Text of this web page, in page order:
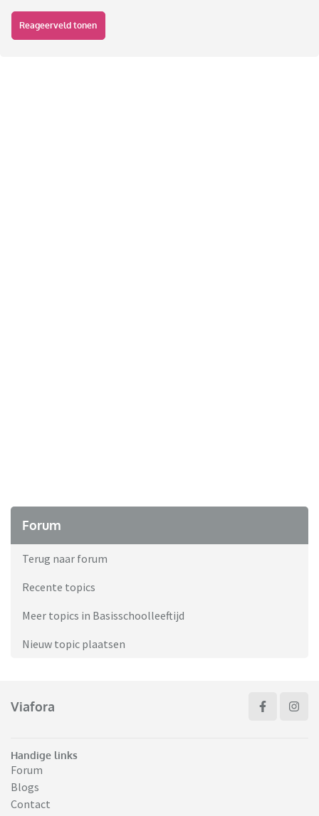
Reageerveld tonen
Forum
Terug naar forum
Recente topics
Meer topics in Basisschoolleeftijd
Nieuw topic plaatsen
Viafora
Handige links
Forum
Blogs
Contact